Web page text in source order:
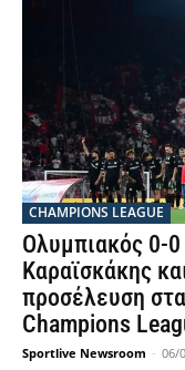
CHAMPIONS LEAGUE
Ολυμπιακός 0-
Καραϊσκάκης
προσέλευση
Champions
Sportlive Newsroom - 06/